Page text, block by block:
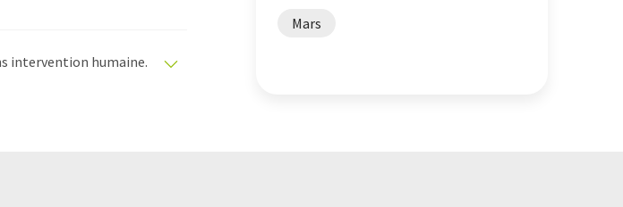
intervention humaine.
Mars